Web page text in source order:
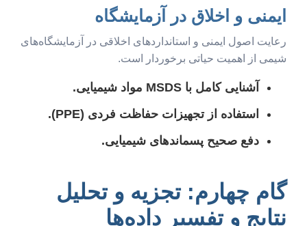
ایمنی و اخلاق در آزمایشگاه
رعایت اصول ایمنی و استانداردهای اخلاقی در آزمایشگاه‌های
شیمی از اهمیت حیاتی برخوردار است.
آشنایی کامل با MSDS مواد شیمیایی.
استفاده از تجهیزات حفاظت فردی (PPE).
دفع صحیح پسماندهای شیمیایی.
گام چهارم: تجزیه و تحلیل
نتایج و تفسیر داده‌ها